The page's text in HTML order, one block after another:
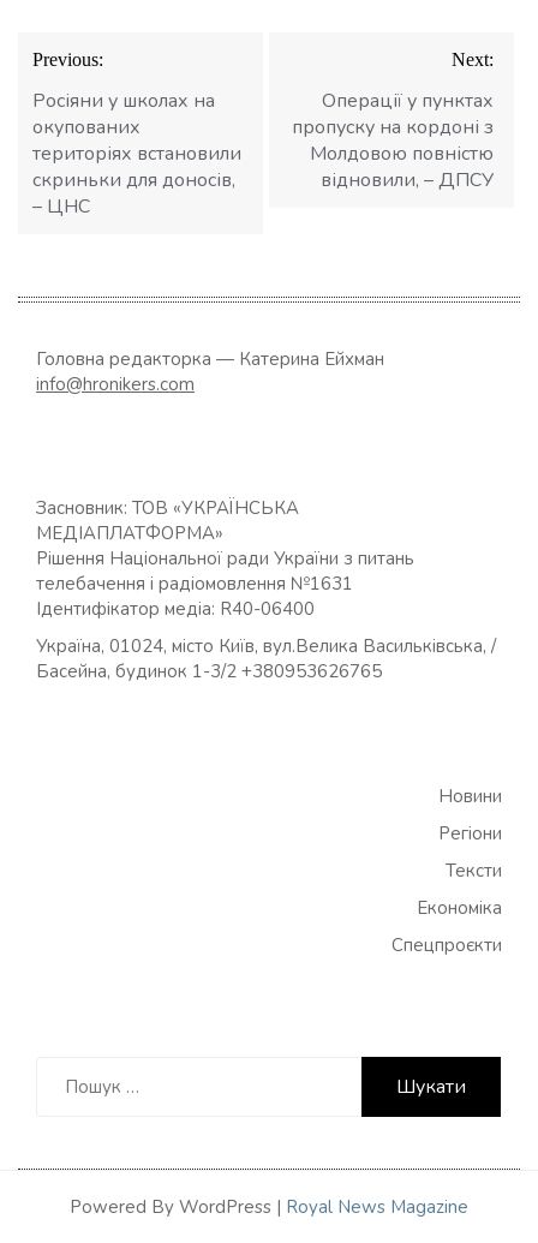
Навігація
записів
Previous:
Росіяни у школах на
окупованих
територіях встановили
скриньки для доносів,
– ЦНС
Next:
Операції у пунктах
пропуску на кордоні з
Молдовою повністю
відновили, – ДПСУ
Головна редакторка — Катерина Ейхман
info@hronikers.com
Засновник: ТОВ «УКРАЇНСЬКА
МЕДІАПЛАТФОРМА»
Рішення Національної ради України з питань
телебачення і радіомовлення №1631
Ідентифікатор медіа: R40-06400
Україна, 01024, місто Київ, вул.Велика Васильківська, /
Басейна, будинок 1-3/2 +380953626765
Новини
Регіони
Тексти
Економіка
Спецпроєкти
Powered By WordPress | Royal News Magazine